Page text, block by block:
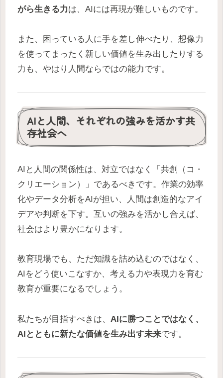
がら生きる力は、AIには再現が難しいものです。
また、困っている人に手を差し伸べたり、想像力
を使ってまったく新しい価値を生み出したりする
力も、やはり人間ならではの能力です。
AIと人間、それぞれの強みを活かす共
存社会へ
AIと人間の関係性は、対立ではなく「共創（コ・
クリエーション）」であるべきです。作業の効率
化やデータ分析をAIが担い、人間は創造的なアイ
デアや判断を下す。互いの強みを活かし合えば、
社会はより豊かになります。
教育現場でも、ただ知識を詰め込むのではなく、
AIをどう使いこなすか、考える力や表現力を育む
教育が重要になるでしょう。
私たちが目指すべきは、 AIに勝つことではなく、
AIとともに新たな価値を生み出す未来です。